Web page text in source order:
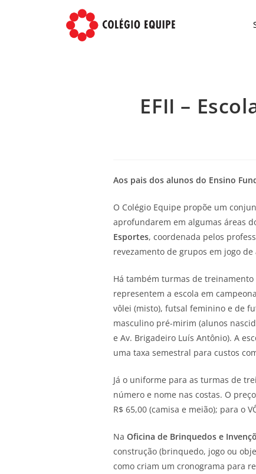
EFII –
Aos pais dos alunos do Ensino
O Colégio Equipe propõe um
aprofundarem em algumas áreas
Esportes, coordenada pelos
revezamento de grupos em jogo
Há também turmas de
representem a escola em
vôlei (misto), futsal feminino e de
masculino pré-mirim (alunos
e Av. Brigadeiro Luís Antônio). A
uma taxa semestral para custos
Já o uniforme para as turmas de
número e nome nas costas. O
R$ 65,00 (camisa e meião); para o
Na Oficina de Brinquedos e
construção (brinquedo, jogo ou
como criam um cronograma para